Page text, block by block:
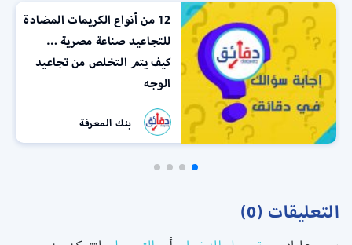
12 من أنواع الكريمات المضادة
للتجاعيد صناعة مصرية …
كيف يتم التخلص من تجاعيد
الوجه
بنك المعرفة
التعليقات (0)